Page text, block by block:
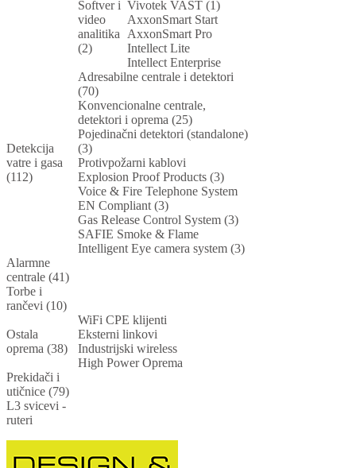
Softver i
video
analitika
(2)
Vivotek VAST (1)
AxxonSmart Start
AxxonSmart Pro
Intellect Lite
Intellect Enterprise
Detekcija
vatre i gasa
(112)
Adresabilne centrale i detektori
(70)
Konvencionalne centrale,
detektori i oprema (25)
Pojedinačni detektori (standalone)
(3)
Protivpožarni kablovi
Explosion Proof Products (3)
Voice & Fire Telephone System
EN Compliant (3)
Gas Release Control System (3)
SAFIE Smoke & Flame
Intelligent Eye camera system (3)
Alarmne
centrale (41)
Torbe i
rančevi (10)
Ostala
oprema (38)
WiFi CPE klijenti
Eksterni linkovi
Industrijski wireless
High Power Oprema
Prekidači i
utičnice (79)
L3 svicevi -
ruteri